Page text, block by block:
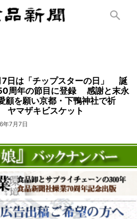
7日は「チップスターの日」 誕
周年の節目に登録 感謝と末永
顧を願い京都・下鴨神社で祈
マザキビスケット
年7月7日